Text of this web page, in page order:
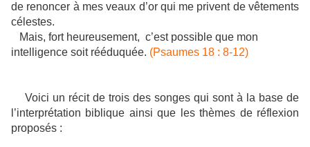
de renoncer à mes veaux d’or qui me privent de vêtements
célestes.
Mais, fort heureusement, c’est possible que mon
intelligence soit rééduquée. (Psaumes 18 : 8-12)
Voici un récit de trois des songes qui sont à la base de
l’interprétation biblique ainsi que les thèmes de réflexion
proposés :